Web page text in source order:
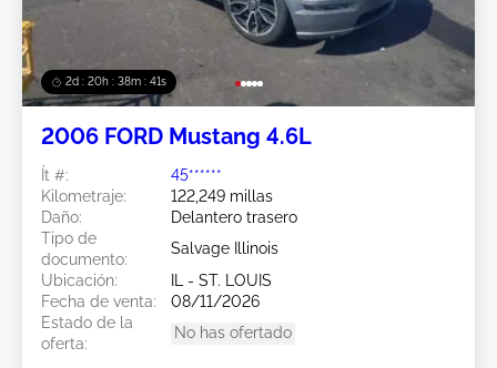
2d : 20h : 38m : 38s
2006 FORD Mustang 4.6L
Ít #:
45******
Kilometraje:
122,249 millas
Daño:
Delantero trasero
Tipo de
documento:
Salvage Illinois
Ubicación:
IL - ST. LOUIS
Fecha de venta:
08/11/2026
Estado de la
oferta:
No has ofertado